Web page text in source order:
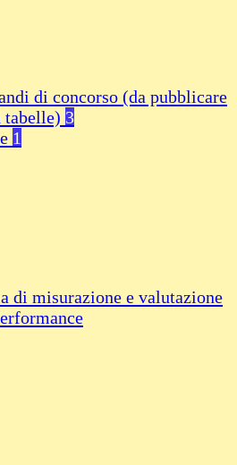
di concorso (da pubblicare
tabelle) 3
1
di misurazione e valutazione